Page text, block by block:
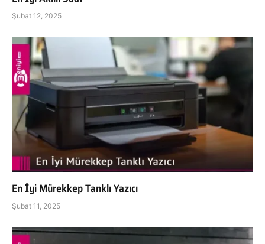
Şubat 12, 2025
En İyi Mürekkep Tanklı Yazıcı
Şubat 11, 2025